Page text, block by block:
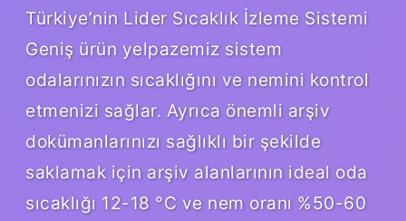
Türkiye’nin Lider Sıcaklık İzleme Sistemi
Geniş ürün yelpazemiz sistem
odalarınızın sıcaklığını ve nemini kontrol
etmenizi sağlar. Ayrıca önemli arşiv
dokümanlarınızı sağlıklı bir şekilde
saklamak için arşiv alanlarının ideal oda
sıcaklığı 12-18 °C ve nem oranı %50-60